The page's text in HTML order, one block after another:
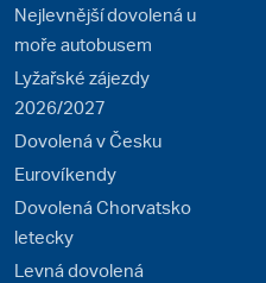
Nejlevnější dovolená u
moře autobusem
Lyžařské zájezdy
2026/2027
Dovolená v Česku
Eurovíkendy
Dovolená Chorvatsko
letecky
Levná dovolená